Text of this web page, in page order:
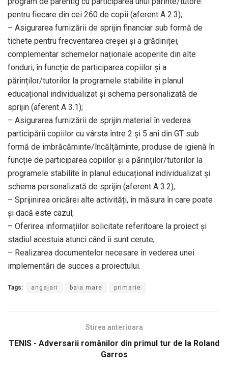
pentru fiecare din cei 260 de copii (aferent A 2.3);
– Asigurarea furnizării de sprijin financiar sub formă de
tichete pentru frecventarea creșei și a grădiniței,
complementar schemelor naționale acoperite din alte
fonduri, în funcție de participarea copiilor și a
părinților/tutorilor la programele stabilite în planul
educațional individualizat și schema personalizată de
sprijin (aferent A 3.1);
– Asigurarea furnizării de sprijin material în vederea
participării copiilor cu vârsta între 2 și 5 ani din GT sub
formă de imbrăcăminte/încălțăminte, produse de igienă în
funcție de participarea copiilor și a părinților/tutorilor la
programele stabilite în planul educațional individualizat și
schema personalizată de sprijin (aferent A 3.2);
– Sprijinirea oricărei alte activități, în măsura în care poate
și dacă este cazul;
– Oferirea informațiilor solicitate referitoare la proiect și
stadiul acestuia atunci când îi sunt cerute;
– Realizarea documentelor necesare în vederea unei
implementări de succes a proiectului.
Tags: angajari baia mare primarie
Stirea anterioara
TENIS - Adversarii românilor din primul tur de la Roland
Garros